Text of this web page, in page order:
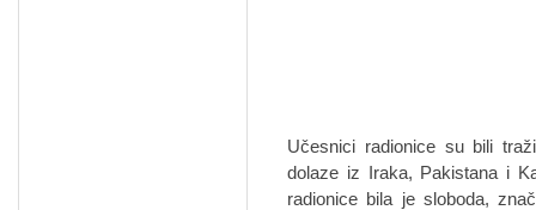
Učesnici radionice su bili
dolaze iz Iraka, Pakistana i
radionice bila je sloboda,